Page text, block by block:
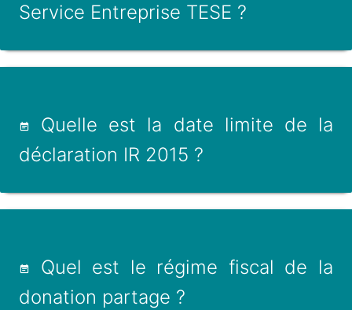
Service Entreprise TESE ?
Quelle est la date limite de la
déclaration IR 2015 ?
Quel est le régime fiscal de la
donation partage ?